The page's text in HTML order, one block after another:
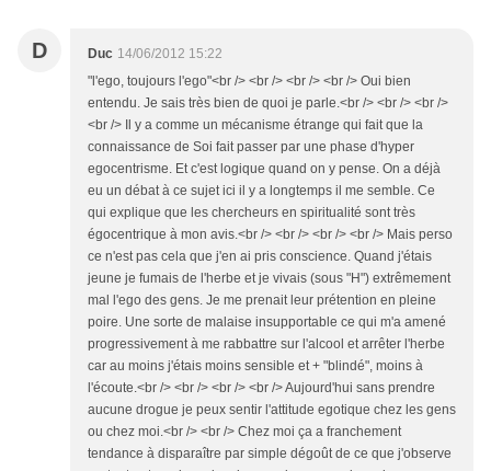
D Duc 14/06/2012 15:22
"l'ego, toujours l'ego"<br /> <br /> <br /> <br /> Oui bien
entendu. Je sais très bien de quoi je parle.<br /> <br /> <br />
<br /> Il y a comme un mécanisme étrange qui fait que la
connaissance de Soi fait passer par une phase d'hyper
egocentrisme. Et c'est logique quand on y pense. On a déjà
eu un débat à ce sujet ici il y a longtemps il me semble. Ce
qui explique que les chercheurs en spiritualité sont très
égocentrique à mon avis.<br /> <br /> <br /> <br /> Mais perso
ce n'est pas cela que j'en ai pris conscience. Quand j'étais
jeune je fumais de l'herbe et je vivais (sous "H") extrêmement
mal l'ego des gens. Je me prenait leur prétention en pleine
poire. Une sorte de malaise insupportable ce qui m'a amené
progressivement à me rabbattre sur l'alcool et arrêter l'herbe
car au moins j'étais moins sensible et + "blindé", moins à
l'écoute.<br /> <br /> <br /> <br /> Aujourd'hui sans prendre
aucune drogue je peux sentir l'attitude egotique chez les gens
ou chez moi.<br /> <br /> Chez moi ça a franchement
tendance à disparaître par simple dégoût de ce que j'observe